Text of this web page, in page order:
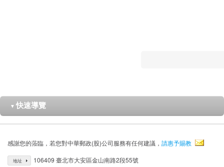
▼ 快速導覽
感謝您的蒞臨，若您對中華郵政(股)公司服務有任何建議， 請惠予賜教
地址 106409 臺北市大安區金山南路2段55號